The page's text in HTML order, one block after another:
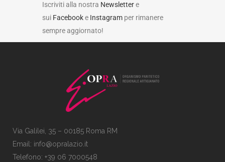
Iscriviti alla nostra Newslettere
sui Facebooke Instagram per rimanere
sempre aggiornato!
Via Galilei, 35 – 00185 Roma RM
Email: info@opralazio.it
Telefono: +39 06 7000548